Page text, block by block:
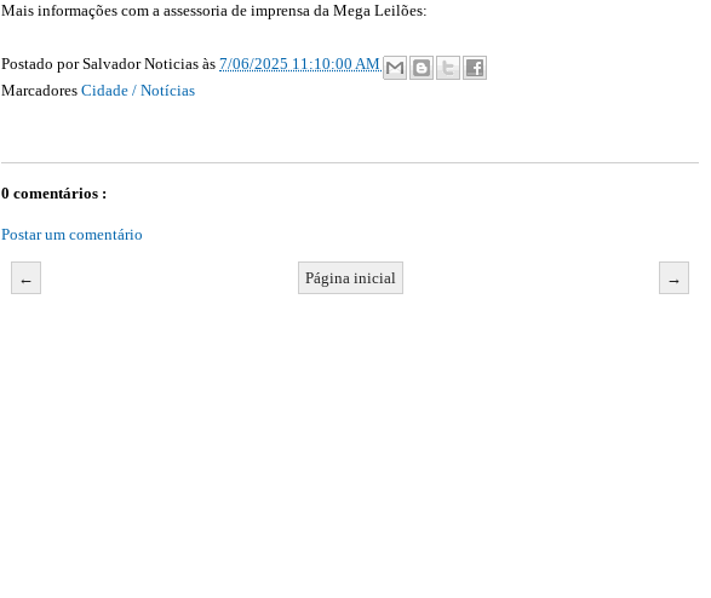
Mais informações com a assessoria de imprensa da Mega Leilões:
Postado porSalvador Noticias às 7/06/2025 11:10:00 AM
Marcadores Cidade / Notícias
0 comentários :
Postar um comentário
← →
Página inicial